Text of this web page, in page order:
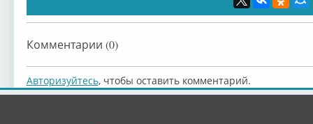
Комментарии (0)
Авторизуйтесь, чтобы оставить комментарий.